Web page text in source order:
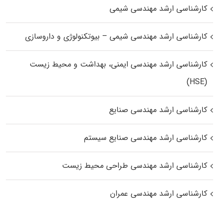
کارشناسی ارشد مهندسی شیمی
کارشناسی ارشد مهندسی شیمی – بیوتکنولوژی و داروسازی
کارشناسی ارشد مهندسی ایمنی، بهداشت و محیط زیست
(HSE)
کارشناسی ارشد مهندسی صنایع
کارشناسی ارشد مهندسی صنایع سیستم
کارشناسی ارشد مهندسی طراحی محیط زیست
کارشناسی ارشد مهندسی عمران